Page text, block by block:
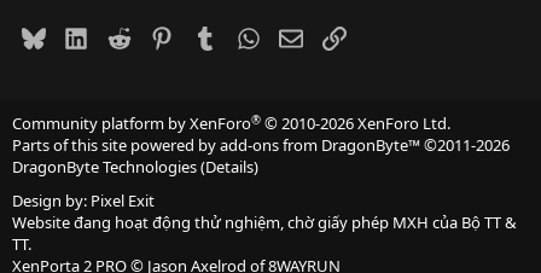
BlueskyLinkedIn
Reddit PinterestTumblrWhatsApp
EmailLink
Community platform by XenForo® © 2010-2026 XenForo Ltd.
Parts of this site powered byadd-ons from DragonByte™©2011-2026
DragonByte Technologies(Details)
Design by: Pixel Exit
Website đang hoạt động thử nghiệm, chờ giấy phép MXH của Bộ TT &
TT.
XenPorta 2 PRO© Jason Axelrod of8WAYRUN